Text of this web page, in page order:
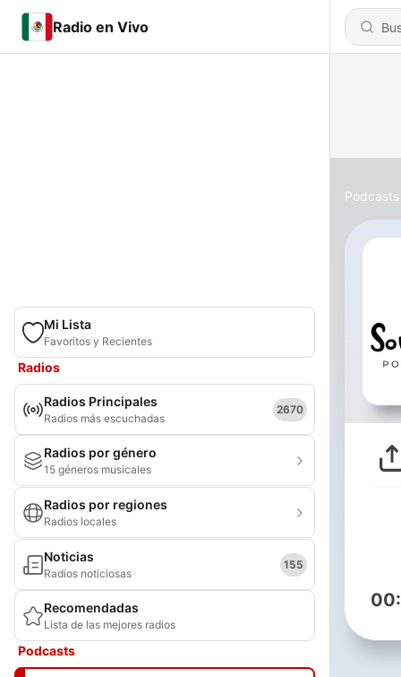
Radio en Vivo
Mi Lista
Favoritos y Recientes
Radios
Radios Principales
Radios más escuchadas
2670
Radios por género
15 géneros musicales
Radios por regiones
Radios locales
Noticias
Radios noticiosas
155
Recomendadas
Lista de las mejores radios
Podcasts
Podcasts